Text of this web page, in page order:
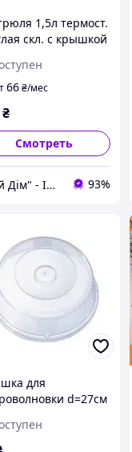
1,5л термост.
скл. с крышкой
66₴/мес
₴
Смотреть
"Твій Дім" - Інтернет-гіпермаркет 93%
для
d=27см